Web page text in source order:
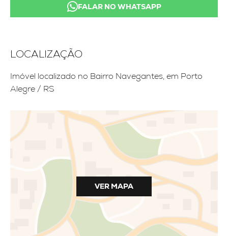
FALAR NO WHATSAPP
LOCALIZAÇÃO
Imóvel localizado no Bairro Navegantes, em Porto
Alegre / RS
VER MAPA